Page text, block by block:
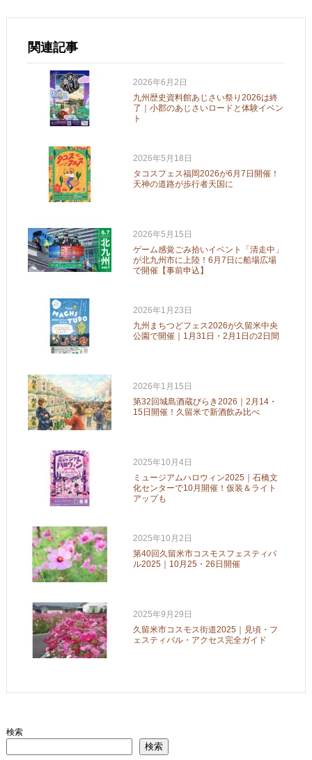
関連記事
2026年6月2日
九州歴史資料館あじさい祭り2026は終
了｜小郡のあじさいロードと体験イベン
ト
2026年5月18日
タコスフェス福岡2026が6月7日開催！
天神の道路が歩行者天国に
2026年5月15日
ゲーム感覚ごみ拾いイベント「清走中」
が北九州市に上陸！6月7日に船場広場
で開催【事前申込】
2026年1月23日
九州まちつどフェス2026が久留米中央
公園で開催｜1月31日・2月1日の2日間
2026年1月15日
第32回城島酒蔵びらき2026｜2月14・
15日開催！久留米で新酒飲み比べ
2025年10月4日
ミュージアムハロウィン2025｜石橋文
化センターで10月開催！仮装＆ライト
アップも
2025年10月2日
第40回久留米市コスモスフェスティバ
ル2025｜10月25・26日開催
2025年9月29日
久留米市コスモス街道2025｜見頃・フ
ェスティバル・アクセス完全ガイド
検索
検索